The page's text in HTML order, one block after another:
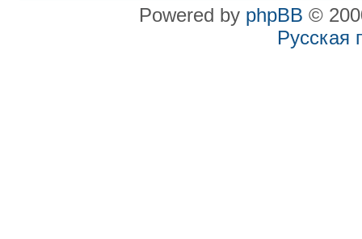
Powered by phpBB ©
Русская